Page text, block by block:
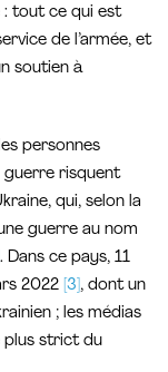
: tout ce qui est
de l’armée, et
soutien à
personnes
risquent
qui, selon la
guerre au nom
. Dans ce pays, 11
2022 [3] , dont un
; les médias
plus strict du